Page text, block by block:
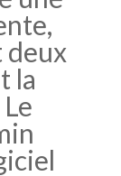
deux
la